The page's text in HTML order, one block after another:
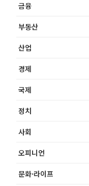
금융
부동산
산업
경제
국제
정치
사회
오피니언
문화·라이프